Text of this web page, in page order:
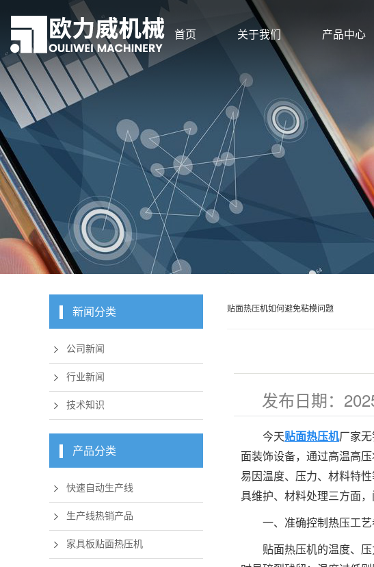
首页 关于我们 产品中心
新闻分类
公司新闻
行业新闻
技术知识
产品分类
快速自动生产线
生产线热销产品
家具板贴面热压机
贴面热压机如何避免粘模问题
发布日期：
今天贴面热压机厂家
面装饰设备，通过高温高
易因温度、压力、材料特
具维护、材料处理三方面
一、准确控制热压工
贴面热压机的温度、